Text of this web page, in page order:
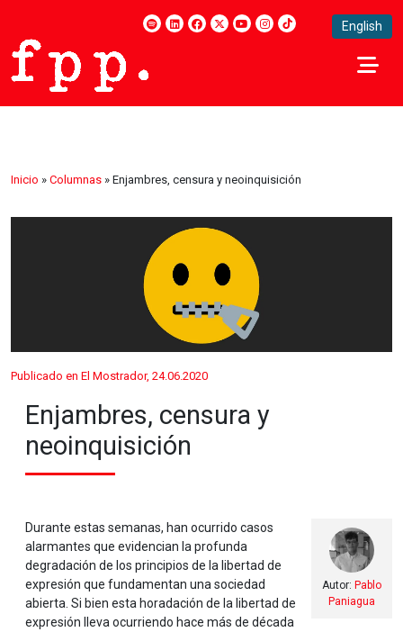
English
Inicio » Columnas » Enjambres, censura y neoinquisición
Publicado en El Mostrador, 24.06.2020
Enjambres, censura y
neoinquisición
Autor: Pablo
Paniagua
Durante estas semanas, han ocurrido casos
alarmantes que evidencian la profunda
degradación de los principios de la libertad de
expresión que fundamentan una sociedad
abierta. Si bien esta horadación de la libertad de
expresión lleva ocurriendo hace más de década